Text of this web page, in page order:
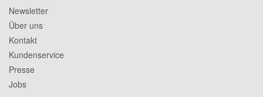
Newsletter
Über uns
Kontakt
Kundenservice
Presse
Jobs